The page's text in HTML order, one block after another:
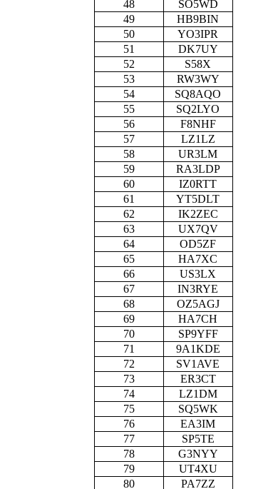
48
SO5WD
49
HB9BIN
50
YO3IPR
51
DK7UY
52
S58X
53
RW3WY
54
SQ8AQO
55
SQ2LYO
56
F8NHF
57
LZ1LZ
58
UR3LM
59
RA3LDP
60
IZ0RTT
61
YT5DLT
62
IK2ZEC
63
UX7QV
64
OD5ZF
65
HA7XC
66
US3LX
67
IN3RYE
68
OZ5AGJ
69
HA7CH
70
SP9YFF
71
9A1KDE
72
SV1AVE
73
ER3CT
74
LZ1DM
75
SQ5WK
76
EA3IM
77
SP5TE
78
G3NYY
79
UT4XU
80
PA7ZZ